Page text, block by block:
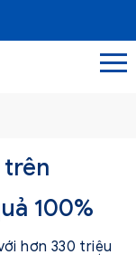
trên
100%
hơn 330 triệu